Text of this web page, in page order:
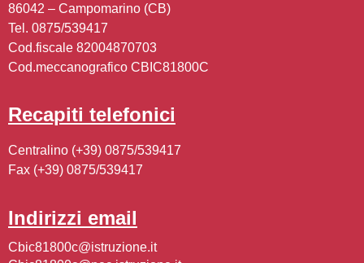
86042 – Campomarino (CB)
Tel. 0875/539417
Cod.fiscale 82004870703
Cod.meccanografico CBIC81800C
recapiti telefonici
Centralino (+39) 0875/539417
Fax (+39) 0875/539417
indirizzi email
cbic81800c@istruzione.it